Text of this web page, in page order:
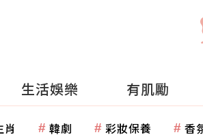
生活娛樂 有肌勵
肖 韓劇 彩妝保養 香